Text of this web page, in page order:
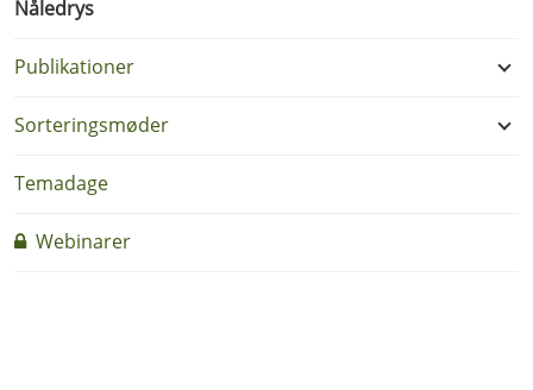
Nåledrys
Publikationer
Sorteringsmøder
Temadage
Webinarer